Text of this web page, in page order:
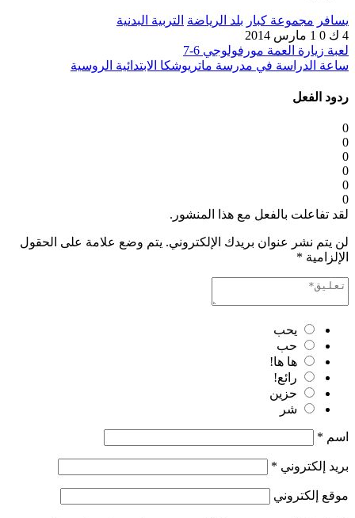
يسافر مجموعة كبار بلد الرياضة التربية البدنية
4 ك
0 1 مارس 2014
لعبة زيارة العمة مورفولوجي 6-7
ساعة الدراسة في مدرسة ماتريوشكا الابتدائية الروسية
ردود الفعل
0
0
0
0
0
0
لقد تفاعلت بالفعل مع هذا المنشور.
لن يتم نشر عنوان بريدك الإلكتروني. يتم وضع علامة على الحقول
الإلزامية *
يحب
حب
ها ها!
رائع!
حزين
شر
اسم *
بريد إلكتروني *
موقع إلكتروني